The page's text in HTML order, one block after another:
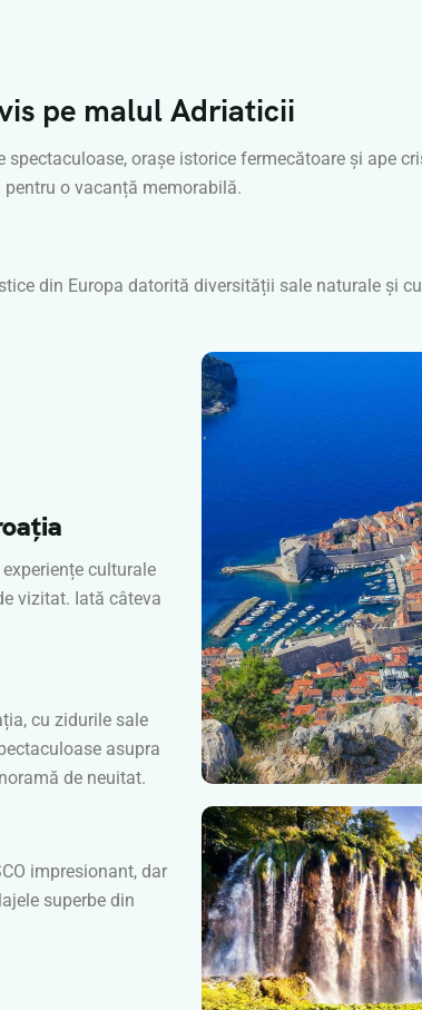
pe malul Adriaticii
orașe istorice fermecătoare și ape
o vacanță memorabilă.
din Europa datorită diversității sale naturale și
culturale
vizitat. Iată câteva
cu zidurile sale
asupra
de neuitat.
impresionant, dar
superbe din